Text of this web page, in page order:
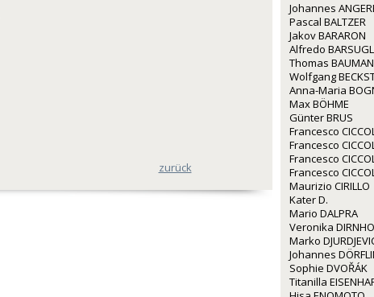
zurück
Johannes
Pascal BALTZER
Jakov BARARON
Alfredo
Thomas
Wolfgang
Anna-Maria
Max BÖHME
Günter BRUS
Francesco
Francesco
Francesco
Francesco
Maurizio CIRILLO
Kater D.
Mario DALPRA
Veronika
Marko
Johannes
Sophie DVOŘÁK
Titanilla